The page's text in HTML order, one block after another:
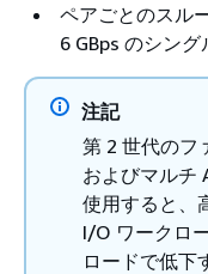
ペアごとのスル
6 GBps のシン
注記
第 2 世代のフ
およびマルチ
使用すると、
I/O ワークロ
ロードで低下